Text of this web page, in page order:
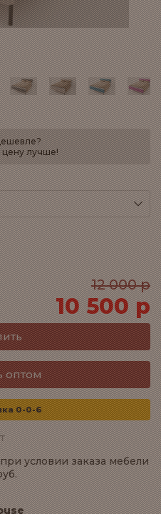
лучше!
12 000 р
10 500 р
оптом
0-0-6
условии заказа мебели